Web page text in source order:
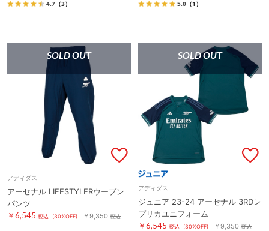
4.7 （3） 5.0 （1）
SOLD OUT
アディダス
アーセナル LIFESTYLERウーブン
パンツ
￥6,545 税込 (30%OFF) ￥9,350 税込
SOLD OUT
アディダス
ジュニア 23-24 アーセナル 3RDレ
プリカユニフォーム
￥6,545 税込 (30%OFF) ￥9,350 税込